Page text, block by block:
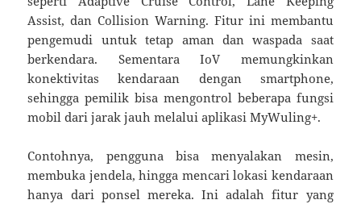
Assist, dan Collision Warning. Fitur ini membantu
pengemudi untuk tetap aman dan waspada saat
berkendara. Sementara IoV memungkinkan
konektivitas kendaraan dengan smartphone,
sehingga pemilik bisa mengontrol beberapa fungsi
mobil dari jarak jauh melalui aplikasi MyWuling+.
Contohnya, pengguna bisa menyalakan mesin,
membuka jendela, hingga mencari lokasi kendaraan
hanya dari ponsel mereka. Ini adalah fitur yang